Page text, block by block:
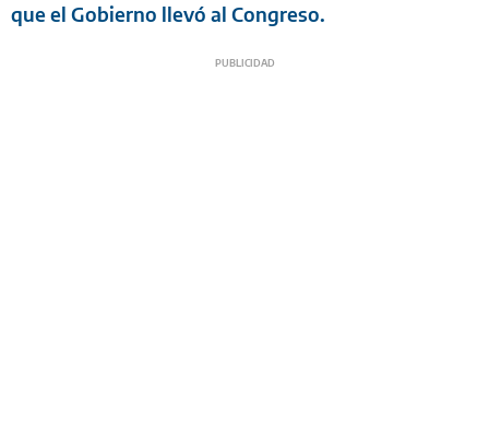
que el Gobierno llevó al Congreso.